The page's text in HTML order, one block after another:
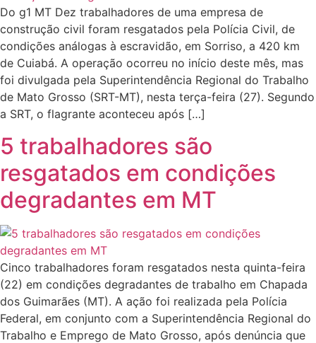
Do g1 MT Dez trabalhadores de uma empresa de
construção civil foram resgatados pela Polícia Civil, de
condições análogas à escravidão, em Sorriso, a 420 km
de Cuiabá. A operação ocorreu no início deste mês, mas
foi divulgada pela Superintendência Regional do Trabalho
de Mato Grosso (SRT-MT), nesta terça-feira (27). Segundo
a SRT, o flagrante aconteceu após […]
5 trabalhadores são
resgatados em condições
degradantes em MT
Cinco trabalhadores foram resgatados nesta quinta-feira
(22) em condições degradantes de trabalho em Chapada
dos Guimarães (MT). A ação foi realizada pela Polícia
Federal, em conjunto com a Superintendência Regional do
Trabalho e Emprego de Mato Grosso, após denúncia que